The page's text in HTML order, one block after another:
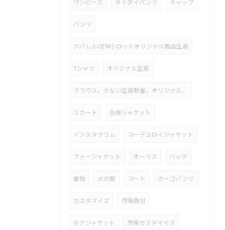
ワンピース タイダイパンツ キャップ
パンツ
アパレルOEM小ロットオリジナル商品生産
Tシャツ オリジナル生産
ブラウス。少ない生産数量。オリジナル、
スカート 合皮ジャケット
インスタグラム コーデユロイジャケット
ファージャケット オーリス バッグ
着物 犬の服 コート カーゴパンツ
カスタマイズ 市場商材
ボアジャケット 市場カスタマイズ